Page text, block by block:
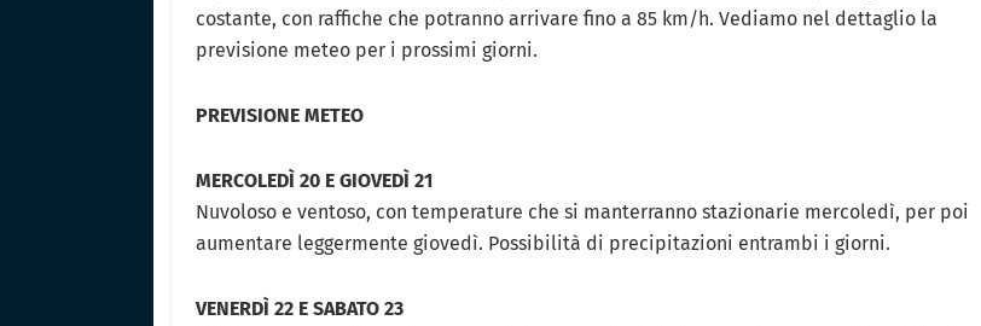
costante, con raffiche che potranno arrivare fino a 85 km/h. Vediamo nel dettaglio la
previsione meteo per i prossimi giorni.
PREVISIONE METEO
MERCOLEDÌ 20 E GIOVEDÌ 21
Nuvoloso e ventoso, con temperature che si manterranno stazionarie mercoledì, per poi
aumentare leggermente giovedì. Possibilità di precipitazioni entrambi i giorni.
VENERDÌ 22 E SABATO 23